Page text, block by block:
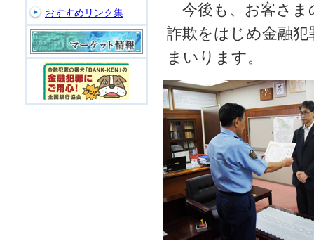
今後も、お客さま
詐欺をはじめ金融
まいります。
おすすめリンク集